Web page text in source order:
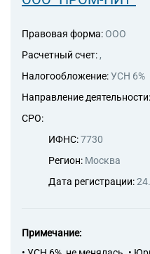
Правовая форма: ООО
Расчетный счет: ,
Налогообложение:УСН 6%
Направление деятельности:
СРО:
ИФНС:7730
Регион: Москва
Дата регистрации:
Примечание: